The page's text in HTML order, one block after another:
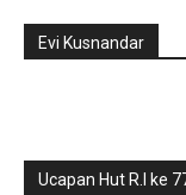
Evi Kusnandar
Ucapan Hut R.I ke